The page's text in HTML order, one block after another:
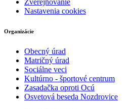
Zverejňovanie
Nastavenia cookies
Organizácie
Obecný úrad
Matričný úrad
Sociálne veci
Kultúrno - športové centrum
Zasadačka oproti Ocú
Osvetová beseda Nozdrovice